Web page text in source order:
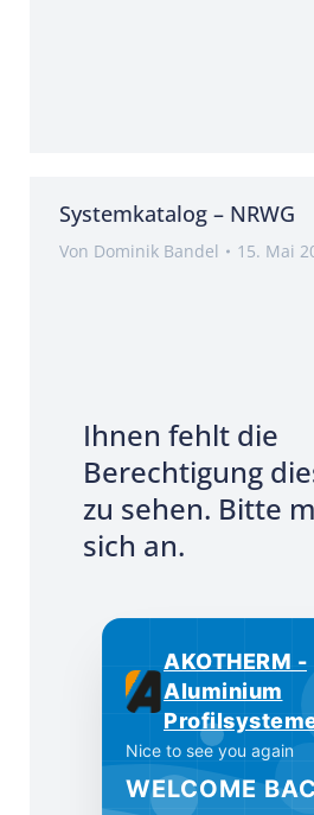
Systemkatalog – NRWG
Von Dominik Bandel 15. Mai
Ihnen fehlt die
Berechtigung
zu sehen. Bitte
sich an.
AKOTHERM -
Aluminium
Nice to see you again
WELCOME